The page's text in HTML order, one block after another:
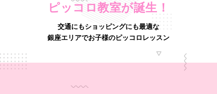
ピッコロ教室が誕生！
交通にもショッピングにも最適な
銀座エリアでお子様のピッコロレッスン